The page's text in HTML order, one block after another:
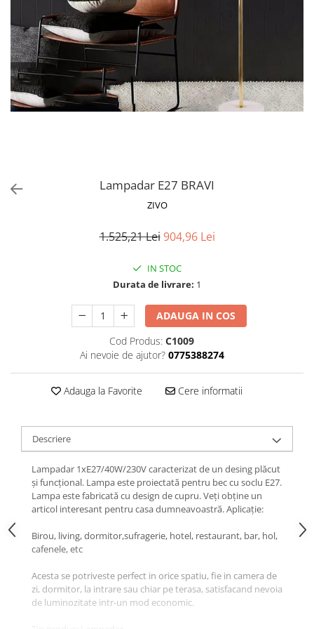
Tuburi LED
Lampadar E27 BRAVI
ZIVO
1.525,21 Lei 904,96 Lei
IN STOC
Durata de livrare: 1
ADAUGA IN COS
Cod Produs: C1009
Ai nevoie de ajutor? 0775388274
Adauga la Favorite Cere informatii
Descriere
Lampadar 1xE27/40W/230V caracterizat de un desing plăcut
și funcțional. Lampa este proiectată pentru bec cu soclu E27.
Lampa este fabricată cu design de cupru. Veți obține un
articol interesant pentru casa dumneavoastră. Aplicație:
Birou, living, dormitor,sufragerie, hotel, restaurant, bar, hol,
cafenele, etc
Acesta se potriveste perfect in orice spatiu, fie in camera de
zi, dormitor, la intrare sau chiar pe terasa, satisfacand nevoia
de luminozitate intr-un mod economic.